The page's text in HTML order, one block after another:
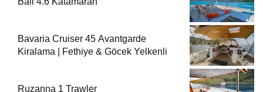
Bavaria Cruiser 45 Avantgarde
Kiralama | Fethiye & Göcek Yelkenli
Ruzanna 1 Trawler